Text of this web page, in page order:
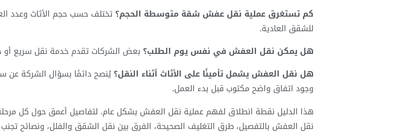
كم تستغرق عملية نقل عفش شقة متوسطة الحجم؟تختلف حسب حجم الأثاث وعدد
للشقق العادية.
هل يمكن نقل العفش في نفس يوم الطلب؟ بعض الشركات تقدم خدمة نقل سريع أو خلال 24 ساعة، وهو خيار مناسب للحالات
هل نقل العفش يشمل تأمينًا على الأثاث أثناء النقل؟يُنصح دائمًا بسؤال الشركة عن
وجود اتفاق واضح مكتوب قبل بدء العمل.
هذا الدليل نقطة انطلاق لفهم عملية نقل العفش بشكل عام. لتفاصيل أعمق حول كل
نقل العفش بالتفصيل، طرق التغليف الصحيحة، الفرق بين نقل الشقق والفلل، ونصائح